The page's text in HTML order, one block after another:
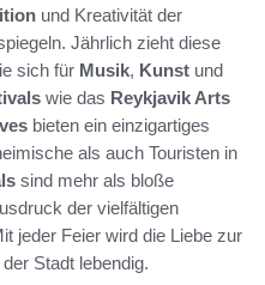
und Kreativität der
Jährlich zieht diese
sich für Musik, Kunst und
wie das Reykjavik Arts
bieten ein einzigartiges
als auch Touristen in
sind mehr als bloße
der vielfältigen
jeder Feier wird die Liebe zur
Stadt lebendig.